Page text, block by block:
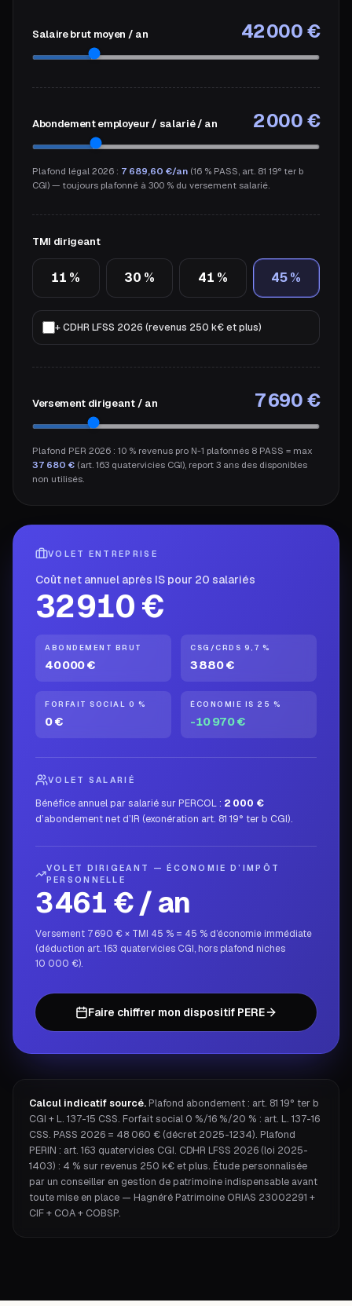
Salaire brut moyen / an 42 000€
Abondement employeur / salarié / an 2 000€
Plafond légal 2026 : 7 689,60 €/an (16 % PASS, art. 81 19° ter b
CGI) — toujours plafonné à 300 % du versement salarié.
TMI dirigeant
11 % 30 % 41 % 45%
+ CDHR LFSS 2026 (revenus 250 k€ et plus)
Versement dirigeant / an 7 690€
Plafond PER 2026 : 10 % revenus pro N-1 plafonnés 8 PASS = max
37 680 € (art. 163 quatervicies CGI), report 3 ans des disponibles
non utilisés.
VOLET ENTREPRISE
Coût net annuel après IS pour 20 salariés
32 910€
ABONDEMENT BRUT
40 000€
CSG/CRDS 9,7 %
3 880€
FORFAIT SOCIAL 0 %
0€
ÉCONOMIE IS 25 %
-10 970€
VOLET SALARIÉ
Bénéfice annuel par salarié sur PERCOL : 2 000 €
d’abondement net d’IR (exonération art. 81 19° ter b CGI).
VOLET DIRIGEANT — ÉCONOMIE D’IMPÔT
PERSONNELLE
3 461 € / an
Versement 7 690 € × TMI 45 % = 45 % d’économie immédiate
(déduction art. 163 quatervicies CGI, hors plafond niches
10 000 €).
Faire chiffrer mon dispositif PERE
Calcul indicatif sourcé. Plafond abondement : art. 81 19° ter b
CGI + L. 137-15 CSS. Forfait social 0 %/16 %/20 % : art. L. 137-16
CSS. PASS 2026 = 48 060 € (décret 2025-1234). Plafond
PERIN : art. 163 quatervicies CGI. CDHR LFSS 2026 (loi 2025-
1403) : 4 % sur revenus 250 k€ et plus. Étude personnalisée
par un conseiller en gestion de patrimoine indispensable avant
toute mise en place — Hagnéré Patrimoine ORIAS 23002291 +
CIF + COA + COBSP.